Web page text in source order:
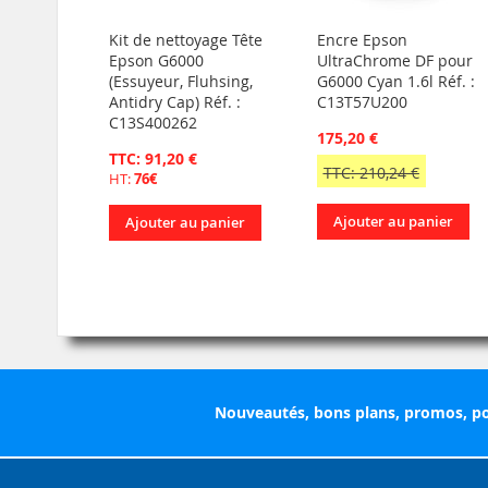
Kit de nettoyage Tête
Epson G6000
(Essuyeur, Fluhsing,
Antidry Cap) Réf. :
C13S400262
TTC: 91,20 €
HT:76€
Ajouter au panier
Encre Epson
UltraChrome DF pour
G6000 Cyan 1.6l Réf. :
C13T57U200
175,20 €
TTC: 210,24 €
Ajouter au panier
Nouveautés, bons plans, promos,